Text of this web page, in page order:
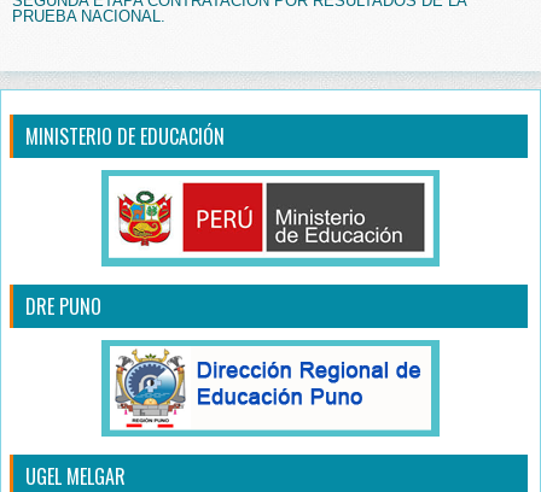
PRUEBA NACIONAL.
MINISTERIO DE EDUCACIÓN
DRE PUNO
UGEL MELGAR